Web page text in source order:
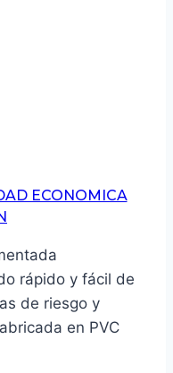
ECONOMICA
rápido y fácil de
de riesgo y
en PVC